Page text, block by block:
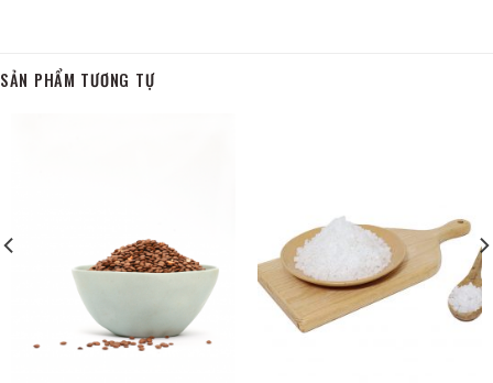
SẢN PHẨM TƯƠNG TỰ